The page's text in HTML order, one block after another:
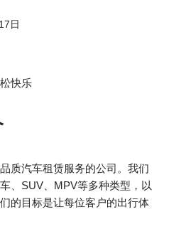
日
快乐
质汽车租赁服务的公司。我们
、SUV、MPV等多种类型，以
的目标是让每位客户的出行体